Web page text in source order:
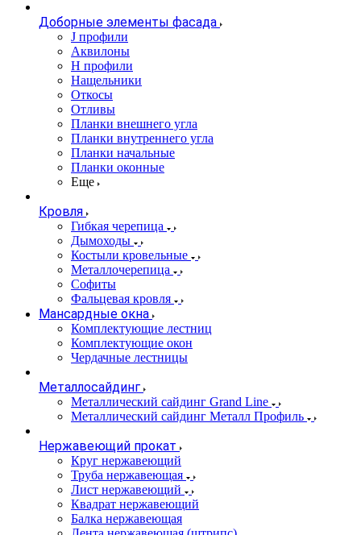
Доборные элементы фасада
J профили
Аквилоны
Н профили
Нащельники
Откосы
Отливы
Планки внешнего угла
Планки внутреннего угла
Планки начальные
Планки оконные
Еще
Кровля
Гибкая черепица
Дымоходы
Костыли кровельные
Металлочерепица
Софиты
Фальцевая кровля
Мансардные окна
Комплектующие лестниц
Комплектующие окон
Чердачные лестницы
Металлосайдинг
Металлический сайдинг Grand Line
Металлический сайдинг Металл Профиль
Нержавеющий прокат
Круг нержавеющий
Труба нержавеющая
Лист нержавеющий
Квадрат нержавеющий
Балка нержавеющая